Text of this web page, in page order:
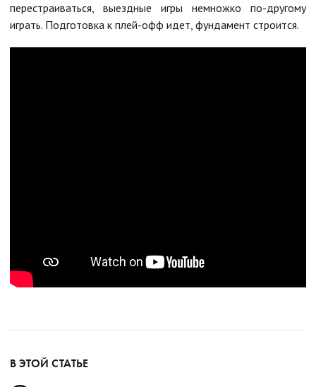
перестраиваться, выездные игры немножко по-другому
играть. Подготовка к плей-офф идет, фундамент строится.
В ЭТОЙ СТАТЬЕ